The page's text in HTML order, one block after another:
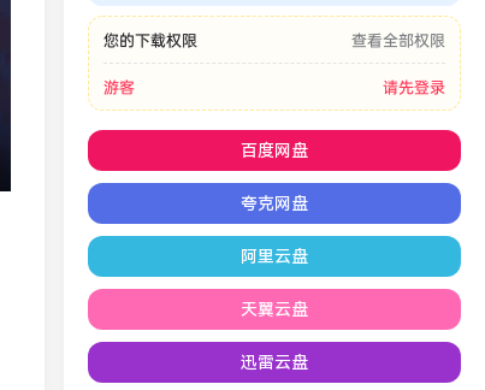
您的下载权限 查看全部权限
游客 请先登录
百度网盘
夸克网盘
阿里云盘
天翼云盘
迅雷云盘